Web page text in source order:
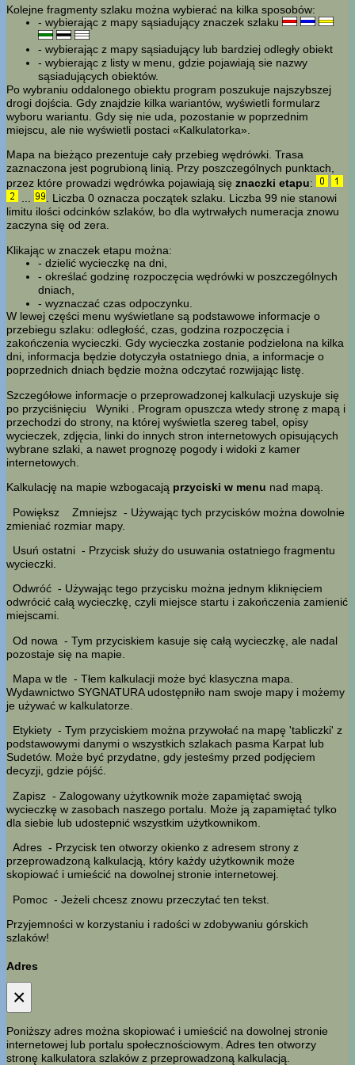
Kolejne fragmenty szlaku można wybierać na kilka sposobów:
- wybierając z mapy sąsiadujący znaczek szlaku
- wybierając z mapy sąsiadujący lub bardziej odległy obiekt
- wybierając z listy w menu, gdzie pojawiają sie nazwy
sąsiadujących obiektów.
Po wybraniu oddalonego obiektu program poszukuje najszybszej
drogi dojścia. Gdy znajdzie kilka wariantów, wyświetli formularz
wyboru wariantu. Gdy się nie uda, pozostanie w poprzednim
miejscu, ale nie wyświetli postaci «Kalkulatorka».
Mapa na bieżąco prezentuje cały przebieg wędrówki. Trasa
zaznaczona jest pogrubioną linią. Przy poszczególnych punktach,
przez które prowadzi wędrówka pojawiają się znaczki etapu:
. Liczba 0 oznacza początek szlaku. Liczba 99 nie stanowi
limitu ilości odcinków szlaków, bo dla wytrwałych numeracja znowu
zaczyna się od zera.
Klikając w znaczek etapu można:
- dzielić wycieczkę na dni,
- określać godzinę rozpoczęcia wędrówki w poszczególnych
dniach,
- wyznaczać czas odpoczynku.
W lewej części menu wyświetlane są podstawowe informacje o
przebiegu szlaku: odległość, czas, godzina rozpoczęcia i
zakończenia wycieczki. Gdy wycieczka zostanie podzielona na kilka
dni, informacja będzie dotyczyła ostatniego dnia, a informacje o
poprzednich dniach będzie można odczytać rozwijając listę.
Szczegółowe informacje o przeprowadzonej kalkulacji uzyskuje się
po przyciśnięciu
Wyniki
. Program opuszcza wtedy stronę z mapą i
przechodzi do strony, na której wyświetla szereg tabel, opisy
wycieczek, zdjęcia, linki do innych stron internetowych opisujących
wybrane szlaki, a nawet prognozę pogody i widoki z kamer
internetowych.
Kalkulację na mapie wzbogacają przyciski w menu nad mapą.
Powiększ
Zmniejsz - Używając tych przycisków można dowolnie
zmieniać rozmiar mapy.
Usuń ostatni - Przycisk służy do usuwania ostatniego fragmentu
wycieczki.
Odwróć - Używając tego przycisku można jednym kliknięciem
odwrócić całą wycieczkę, czyli miejsce startu i zakończenia zamienić
miejscami.
Od nowa - Tym przyciskiem kasuje się całą wycieczkę, ale nadal
pozostaje się na mapie.
Mapa w tle - Tłem kalkulacji może być klasyczna mapa.
Wydawnictwo SYGNATURA udostępniło nam swoje mapy i możemy
je używać w kalkulatorze.
Etykiety - Tym przyciskiem można przywołać na mapę 'tabliczki' z
podstawowymi danymi o wszystkich szlakach pasma Karpat lub
Sudetów. Może być przydatne, gdy jesteśmy przed podjęciem
decyzji, gdzie pójść.
Zapisz - Zalogowany użytkownik może zapamiętać swoją
wycieczkę w zasobach naszego portalu. Może ją zapamiętać tylko
dla siebie lub udostepnić wszystkim użytkownikom.
Adres - Przycisk ten otworzy okienko z adresem strony z
przeprowadzoną kalkulacją, który każdy użytkownik może
skopiować i umieścić na dowolnej stronie internetowej.
Pomoc - Jeżeli chcesz znowu przeczytać ten tekst.
Przyjemności w korzystaniu i radości w zdobywaniu górskich
szlaków!
Adres
×
Poniższy adres można skopiować i umieścić na dowolnej stronie
internetowej lub portalu społecznościowym. Adres ten otworzy
stronę kalkulatora szlaków z przeprowadzoną kalkulacją.